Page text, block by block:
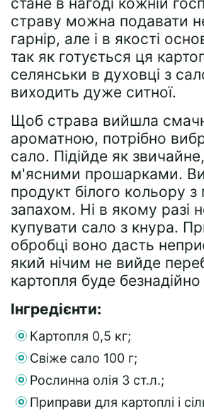
страву можна подавати
гарнір, але і в якості
так як готується ця
селянськи в духовці з
виходить дуже ситної.
Щоб страва вийшла
ароматною, потрібно
сало. Підійде як звичайне,
м'ясними прошарками.
продукт білого кольору
запахом. Ні в якому разі
купувати сало з кнура.
обробці воно дасть
який нічим не вийде
картопля буде безнадійно
Інгредієнти:
Картопля 0,5 кг;
Свіже сало 100 г;
Рослинна олія 3 ст.л.;
Приправи для картоплі і